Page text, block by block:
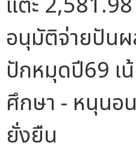
อนุมัติจ่ายปัน
ปักหมุดปี69 เ
ศึกษา - หนุนอ
ยั่งยืน